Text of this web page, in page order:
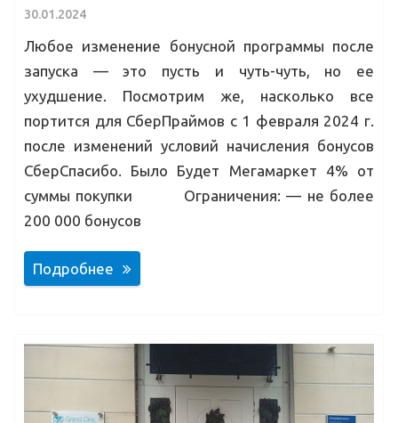
30.01.2024
Любое изменение бонусной программы после
запуска — это пусть и чуть-чуть, но ее
ухудшение. Посмотрим же, насколько все
портится для СберПраймов с 1 февраля 2024 г.
после изменений условий начисления бонусов
СберСпасибо. Было Будет Мегамаркет 4% от
суммы покупки Ограничения: — не более
200 000 бонусов
Подробнее